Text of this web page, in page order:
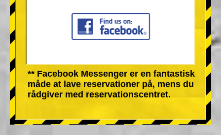
** Facebook Messenger er en fantastisk
måde at lave reservationer på, mens du
rådgiver med reservationscentret.